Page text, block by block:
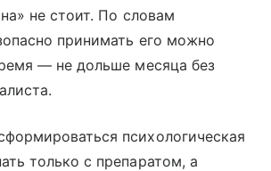
не стоит. По словам
принимать его можно
— не дольше месяца без
психологическая
только с препаратом, а